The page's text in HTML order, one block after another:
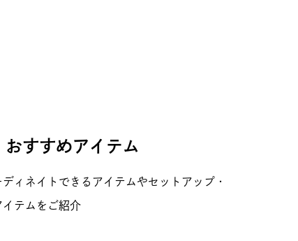
おすすめアイテム
ィネイトできるアイテムやセットアップ・
テムをご紹介